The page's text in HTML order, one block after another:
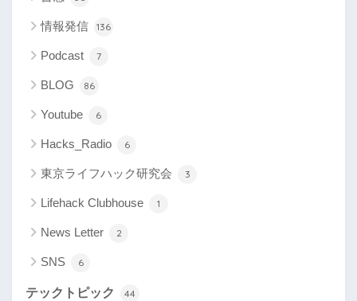
情報発信 136
Podcast 7
BLOG 86
Youtube 6
Hacks_Radio 6
東京ライフハック研究会 3
Lifehack Clubhouse 1
News Letter 2
SNS 6
テックトピック 44